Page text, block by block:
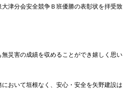
津分会安全競争Ｂ班優勝の表彰状を拝受致
災害の成績を収めることができ嬉しく思い
おいて垣根なく、安心・安全を矢野建設は